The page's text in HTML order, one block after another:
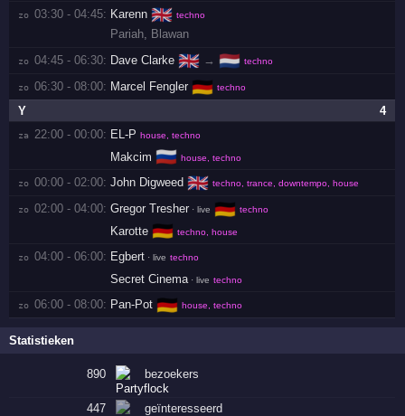
zo 03:30 - 04:45: Karenn 🇬🇧 techno
Pariah Blawan
zo 04:45 - 06:30: Dave Clarke 🇬🇧 → 🇳🇱 techno
zo 06:30 - 08:00: Marcel Fengler 🇩🇪 techno
4
Y
za 22:00 - 00:00: EL-P house, techno
Makcim 🇷🇺 house, techno
zo 00:00 - 02:00: John Digweed 🇬🇧 techno, trance, downtempo, house
zo 02:00 - 04:00: Gregor Tresher · live 🇩🇪 techno
Karotte 🇩🇪 techno, house
zo 04:00 - 06:00: Egbert · live techno
Secret Cinema · live techno
zo 06:00 - 08:00: Pan-Pot 🇩🇪 house, techno
Statistieken
890 bezoekers
447 geïnteresseerd